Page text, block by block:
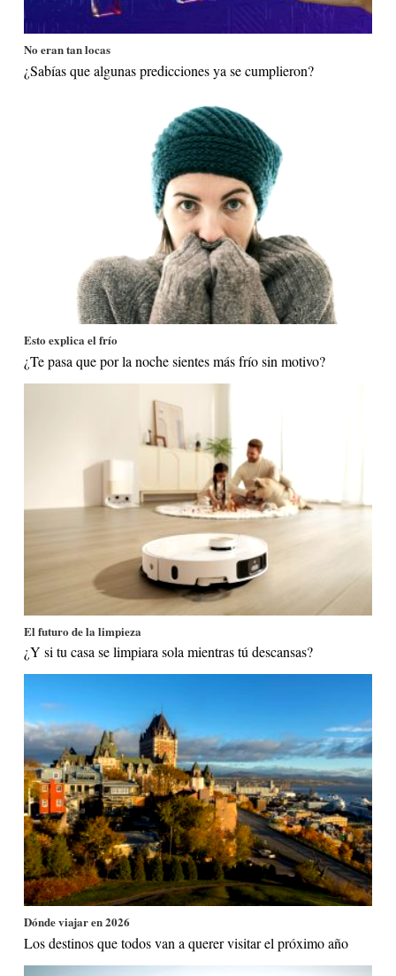
No eran tan locas
¿Sabías que algunas predicciones ya se cumplieron?
Esto explica el frío
¿Te pasa que por la noche sientes más frío sin motivo?
El futuro de la limpieza
¿Y si tu casa se limpiara sola mientras tú descansas?
Dónde viajar en 2026
Los destinos que todos van a querer visitar el próximo año